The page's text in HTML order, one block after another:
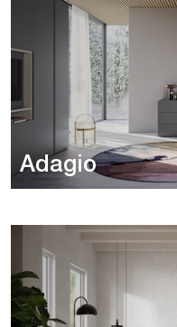
Adagio